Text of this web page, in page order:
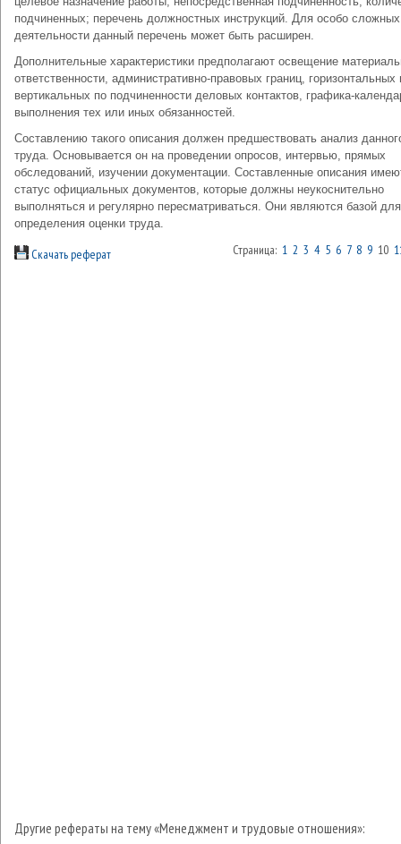
подчиненных; перечень должностных инструкций. Для особо
деятельности данный перечень может быть расширен.
Дополнительные характеристики предполагают освещение
ответственности, административно-правовых границ, горизонтальных
вертикальных по подчиненности деловых контактов, графика-
выполнения тех или иных обязанностей.
Составлению такого описания должен предшествовать анализ
труда. Основывается он на проведении опросов, интервью, прямых
обследований, изучении документации. Составленные описания
статус официальных документов, которые должны неукоснительно
выполняться и регулярно пересматриваться. Они являются базой для
определения оценки труда.
Скачать реферат Страница: 1 2 3 4 5 6 7 8 9 10
Другие рефераты на тему «Менеджмент и трудовые отношения»: